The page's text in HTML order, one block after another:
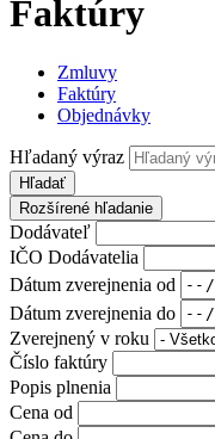
Faktúry
Zmluvy
Faktúry
Objednávky
Hľadaný výraz
Hľadať
Rozšírené hľadanie
Dodávateľ
IČO Dodávatelia
Dátum zverejnenia od
Dátum zverejnenia do
Zverejnený v roku
Číslo faktúry
Popis plnenia
Cena od